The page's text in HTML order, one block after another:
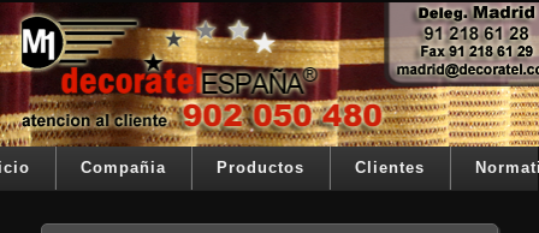
Ir al contenido principal
Ir al contenido secundario
Decoratel España
Su telon de teatro es nuestra razón de ser
Menú principalCompañia Productos Clientes